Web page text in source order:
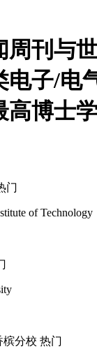
周刊与
电子/电
博士学
门
of Technology
槟分校 热门